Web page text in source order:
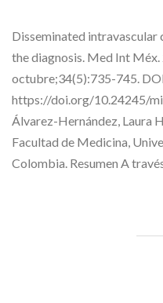
Disseminated intravascular
the diagnosis. Med Int
octubre;34(5):735-745.
https://doi.org/10.24245/
Álvarez-Hernández, Laura
Facultad de Medicina,
Colombia. Resumen A